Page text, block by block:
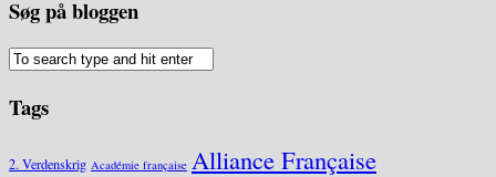
Søg på bloggen
Tags
2. Verdenskrig Académie française Alliance Française